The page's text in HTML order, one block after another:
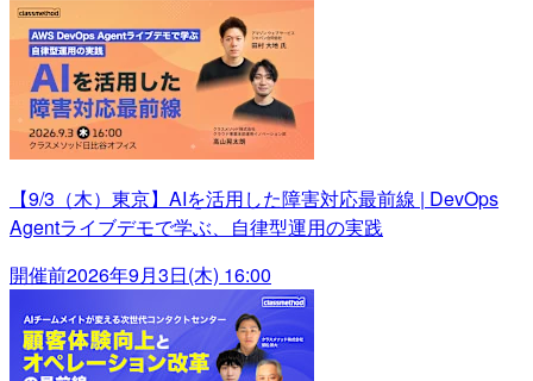
【9/3（木）東京】AIを活用した障害対応最前線 | DevOps
Agentライブデモで学ぶ、自律型運用の実践
開催前2026年9月3日(木) 16:00